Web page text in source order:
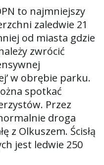
w
i
g
to najmniejszy
zaledwie 21
od miasta gdzie
zwrócić
w obrębie parku.
spotkać
Przez
droga
z Olkuszem. Ścisłą
jest ledwie 250